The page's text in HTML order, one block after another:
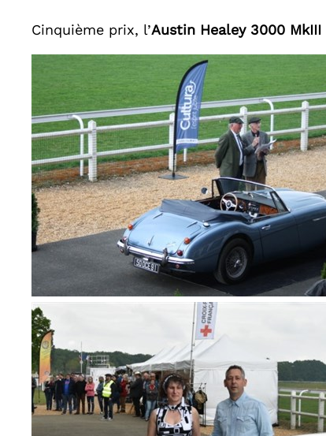
Cinquième prix, l’Austin Healey 3000 MkIII